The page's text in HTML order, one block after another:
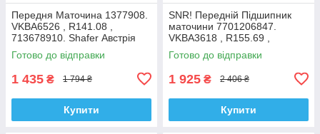
Передня Маточина 1377908.
VKBA6526 , R141.08 ,
713678910. Shafer Австрія
Готово до відправки
1 435 ₴ 1 794 ₴
Купити
SNR! Передній Підшипник
маточини 7701206847.
VKBA3618 , R155.69 ,
713644120. Франція!
Готово до відправки
1 925 ₴ 2 406 ₴
Купити